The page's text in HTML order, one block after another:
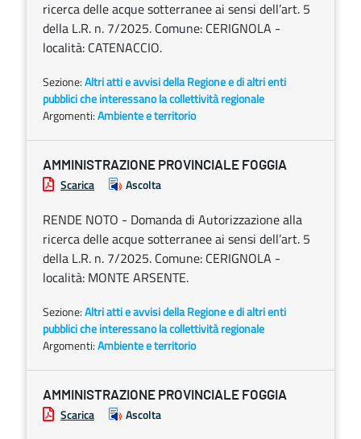
ricerca delle acque sotterranee ai sensi dell’art. 5
della L.R. n. 7/2025. Comune: CERIGNOLA -
località: CATENACCIO.
Sezione:Altri atti e avvisi della Regione e di altri enti
pubblici che interessano la collettività regionale
Argomenti:Ambiente e territorio
AMMINISTRAZIONE PROVINCIALE FOGGIA
Scarica Ascolta
RENDE NOTO - Domanda di Autorizzazione alla
ricerca delle acque sotterranee ai sensi dell’art. 5
della L.R. n. 7/2025. Comune: CERIGNOLA -
località: MONTE ARSENTE.
Sezione:Altri atti e avvisi della Regione e di altri enti
pubblici che interessano la collettività regionale
Argomenti:Ambiente e territorio
AMMINISTRAZIONE PROVINCIALE FOGGIA
Scarica Ascolta